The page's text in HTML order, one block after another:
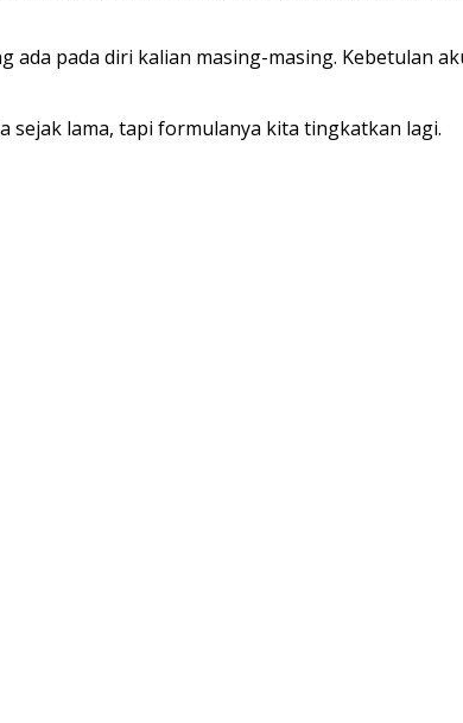
pada diri kalian masing-masing. Kebetulan
sejak lama, tapi formulanya kita tingkatkan lagi.